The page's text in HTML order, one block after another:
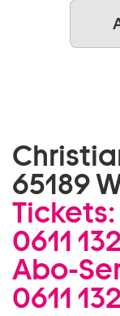
65189
Tickets:
0611
Abo-
0611